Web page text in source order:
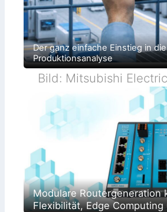
Der ganz einfache Einstieg in die
Produktionsanalyse
Bild: Mitsubishi Electric
Modulare Routergeneration
Flexibilität, Edge